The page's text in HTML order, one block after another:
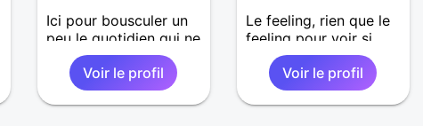
Ici pour bousculer un
peu le quotidien qui ne
nous permet pas
toujours de prendre le
temps de vivre et de
faire réellement
Voir le profil
Le feeling, rien que le
feeling pour voir si
l'on se plait. Une
rencontre pour boire
un verre ou faire une
petite balade et nous
Voir le profil